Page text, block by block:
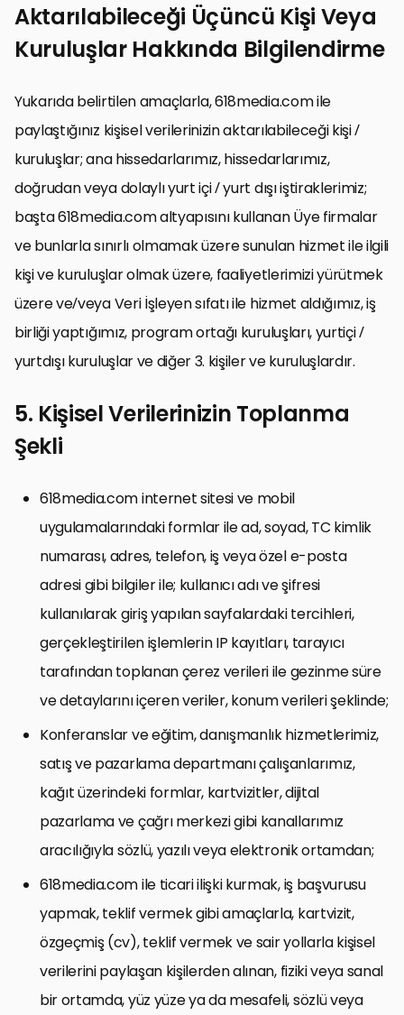
Aktarılabileceği Üçüncü Kişi Veya
Kuruluşlar Hakkında Bilgilendirme
Yukarıda belirtilen amaçlarla, 618media.com ile
paylaştığınız kişisel verilerinizin aktarılabileceği kişi /
kuruluşlar; ana hissedarlarımız, hissedarlarımız,
doğrudan veya dolaylı yurt içi / yurt dışı iştiraklerimiz;
başta 618media.com altyapısını kullanan Üye firmalar
ve bunlarla sınırlı olmamak üzere sunulan hizmet ile ilgili
kişi ve kuruluşlar olmak üzere, faaliyetlerimizi yürütmek
üzere ve/veya Veri İşleyen sıfatı ile hizmet aldığımız, iş
birliği yaptığımız, program ortağı kuruluşları, yurtiçi /
yurtdışı kuruluşlar ve diğer 3. kişiler ve kuruluşlardır.
5. Kişisel Verilerinizin Toplanma
Şekli
618media.com internet sitesi ve mobil
uygulamalarındaki formlar ile ad, soyad, TC kimlik
numarası, adres, telefon, iş veya özel e-posta
adresi gibi bilgiler ile; kullanıcı adı ve şifresi
kullanılarak giriş yapılan sayfalardaki tercihleri,
gerçekleştirilen işlemlerin IP kayıtları, tarayıcı
tarafından toplanan çerez verileri ile gezinme süre
ve detaylarını içeren veriler, konum verileri şeklinde;
Konferanslar ve eğitim, danışmanlık hizmetlerimiz,
satış ve pazarlama departmanı çalışanlarımız,
kağıt üzerindeki formlar, kartvizitler, dijital
pazarlama ve çağrı merkezi gibi kanallarımız
aracılığıyla sözlü, yazılı veya elektronik ortamdan;
618media.com ile ticari ilişki kurmak, iş başvurusu
yapmak, teklif vermek gibi amaçlarla, kartvizit,
özgeçmiş (cv), teklif vermek ve sair yollarla kişisel
verilerini paylaşan kişilerden alınan, fiziki veya sanal
bir ortamda, yüz yüze ya da mesafeli, sözlü veya